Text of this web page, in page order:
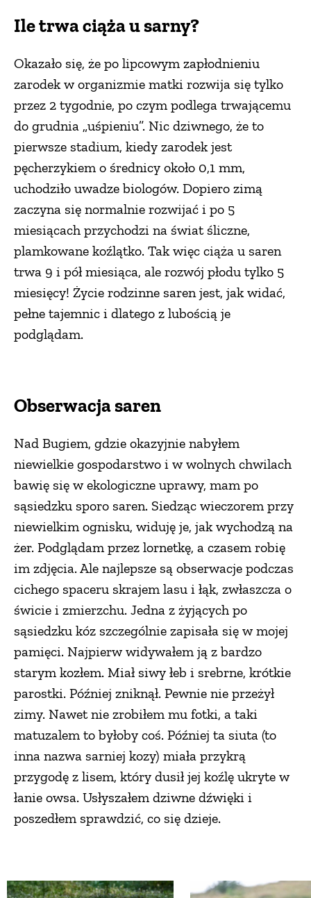
Ile trwa ciąża u sarny?
Okazało się, że po lipcowym zapłodnieniu
zarodek w organizmie matki rozwija się tylko
przez 2 tygodnie, po czym podlega trwającemu
do grudnia „uśpieniu”. Nic dziwnego, że to
pierwsze stadium, kiedy zarodek jest
pęcherzykiem o średnicy około 0,1 mm,
uchodziło uwadze biologów. Dopiero zimą
zaczyna się normalnie rozwijać i po 5
miesiącach przychodzi na świat śliczne,
plamkowane koźlątko. Tak więc ciąża u saren
trwa 9 i pół miesiąca, ale rozwój płodu tylko 5
miesięcy! Życie rodzinne saren jest, jak widać,
pełne tajemnic i dlatego z lubością je
podglądam.
Obserwacja saren
Nad Bugiem, gdzie okazyjnie nabyłem
niewielkie gospodarstwo i w wolnych chwilach
bawię się w ekologiczne uprawy, mam po
sąsiedzku sporo saren. Siedząc wieczorem przy
niewielkim ognisku, widuję je, jak wychodzą na
żer. Podglądam przez lornetkę, a czasem robię
im zdjęcia. Ale najlepsze są obserwacje podczas
cichego spaceru skrajem lasu i łąk, zwłaszcza o
świcie i zmierzchu. Jedna z żyjących po
sąsiedzku kóz szczególnie zapisała się w mojej
pamięci. Najpierw widywałem ją z bardzo
starym kozłem. Miał siwy łeb i srebrne, krótkie
parostki. Później zniknął. Pewnie nie przeżył
zimy. Nawet nie zrobiłem mu fotki, a taki
matuzalem to byłoby coś. Później ta siuta (to
inna nazwa sarniej kozy) miała przykrą
przygodę z lisem, który dusił jej koźlę ukryte w
łanie owsa. Usłyszałem dziwne dźwięki i
poszedłem sprawdzić, co się dzieje.